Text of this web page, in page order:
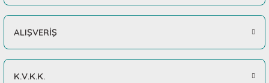
ALIŞVERİŞ
K.V.K.K.